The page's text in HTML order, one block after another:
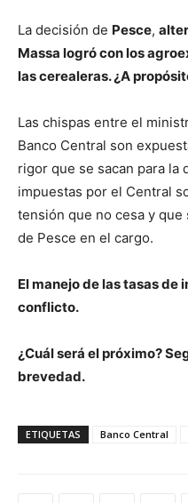
La decisión de Pesce,
Massa logró con los
las cerealeras. ¿A
Las chispas entre el
Banco Central son
rigor que se sacan para la
impuestas por el Central
tensión que no cesa y
de Pesce en el cargo.
El manejo de las tasas de
conflicto.
¿Cuál será el próximo?
brevedad.
ETIQUETAS Banco Central